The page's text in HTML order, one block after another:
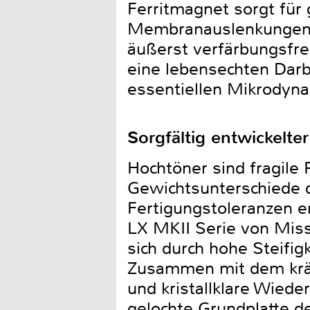
Ferritmagnet sorgt für
äußerst
eine lebensechten
essentiellen
Sorgfältig
Hochtöner sind fragile
Gewichtsunterschiede
Fertigungstoleranzen
LX MKII Serie von
sich durch hohe
Zusammen mit dem
und kristallklare